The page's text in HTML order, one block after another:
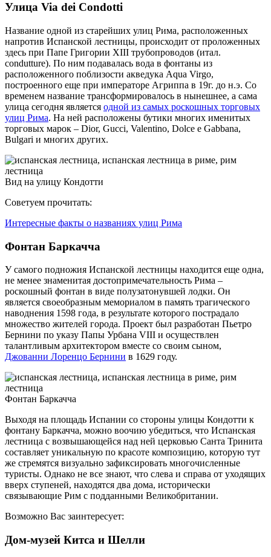
Улица Via dei Condotti
Название одной из старейших улиц Рима, расположенных
напротив Испанской лестницы, происходит от проложенных
здесь при Папе Григории XIII трубопроводов (итал.
condutture). По ним подавалась вода в фонтаны из
расположенного поблизости акведука Aqua Virgo,
построенного еще при императоре Агриппа в 19г. до н.э. Со
временем название трансформировалось в нынешнее, а сама
улица сегодня является одной из самых роскошных торговых
улиц Рима. На ней расположены бутики многих именитых
торговых марок – Dior, Gucci, Valentino, Dolce e Gabbana,
Bulgari и многих других.
Вид на улицу Кондотти
Советуем прочитать:
Интересные факты о названиях улиц Рима
Фонтан Баркачча
У самого подножия Испанской лестницы находится еще одна,
не менее знаменитая достопримечательность Рима –
роскошный фонтан в виде полузатонувшей лодки. Он
является своеобразным мемориалом в память трагического
наводнения 1598 года, в результате которого пострадало
множество жителей города. Проект был разработан Пьетро
Бернини по указу Папы Урбана VIII и осуществлен
талантливым архитектором вместе со своим сыном,
Джованни Лоренцо Бернини в 1629 году.
Фонтан Баркачча
Выходя на площадь Испании со стороны улицы Кондотти к
фонтану Баркачча, можно воочию убедиться, что Испанская
лестница с возвышающейся над ней церковью Санта Тринита
составляет уникальную по красоте композицию, которую тут
же стремятся визуально зафиксировать многочисленные
туристы. Однако не все знают, что слева и справа от уходящих
вверх ступеней, находятся два дома, исторически
связывающие Рим с подданными Великобритании.
Возможно Вас заинтересует:
Дом-музей Китса и Шелли